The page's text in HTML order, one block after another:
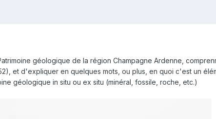
géologique de la région Champagne Ardenne,
et d'expliquer en quelques mots, ou plus, en quoi c'est un
géologique in situ ou ex situ (minéral, fossile, roche, etc.)